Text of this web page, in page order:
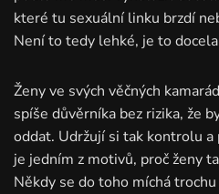
které tu sexuální linku brzdí
Není to tedy lehké, je to
Ženy ve svých věčných
spíše důvěrníka bez rizika, že
oddat. Udržují si tak kontrolu
je jedním z motivů, proč ženy
Někdy se do toho míchá